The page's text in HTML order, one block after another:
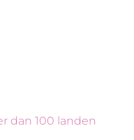
dan 100 landen